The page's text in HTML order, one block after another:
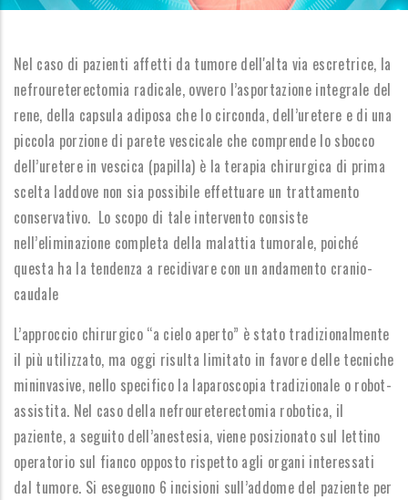
Nel caso di pazienti affetti da tumore dell'alta via escretrice, la
nefroureterectomia radicale, ovvero l’asportazione integrale del
rene, della capsula adiposa che lo circonda, dell’uretere e di una
piccola porzione di parete vescicale che comprende lo sbocco
dell’uretere in vescica (papilla) è la terapia chirurgica di prima
scelta laddove non sia possibile effettuare un trattamento
conservativo. Lo scopo di tale intervento consiste
nell’eliminazione completa della malattia tumorale, poiché
questa ha la tendenza a recidivare con un andamento cranio-
caudale
L’approccio chirurgico “a cielo aperto” è stato tradizionalmente
il più utilizzato, ma oggi risulta limitato in favore delle tecniche
mininvasive, nello specifico la laparoscopia tradizionale o robot-
assistita. Nel caso della nefroureterectomia robotica, il
paziente, a seguito dell’anestesia, viene posizionato sul lettino
operatorio sul fianco opposto rispetto agli organi interessati
dal tumore. Si eseguono 6 incisioni sull’addome del paziente per